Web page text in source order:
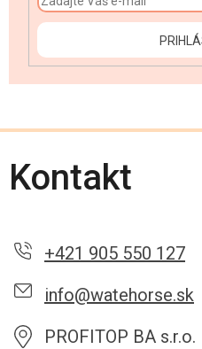
Kontakt
+421 905 550 127
info@watehorse.sk
PROFITOP BA s.r.o.